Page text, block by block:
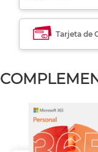
Tarjeta de